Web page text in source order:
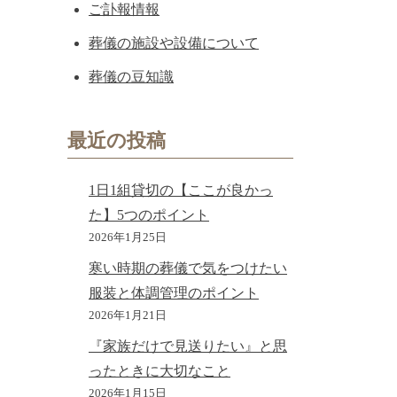
ご訃報情報
葬儀の施設や設備について
葬儀の豆知識
最近の投稿
1日1組貸切の【ここが良かっ
た】5つのポイント
2026年1月25日
寒い時期の葬儀で気をつけたい
服装と体調管理のポイント
2026年1月21日
『家族だけで見送りたい』と思
ったときに大切なこと
2026年1月15日